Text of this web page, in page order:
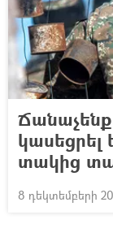
Ճանաչենք
կասեցրել
տակից
8 դեկտեմբերի